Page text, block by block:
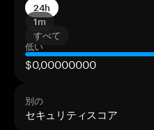
24h
1m
すべて
低い
$0,00000000
別の
セキュリティスコア